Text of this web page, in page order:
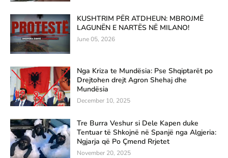
KUSHTRIM PËR ATDHEUN: MBROJMË
LAGUNËN E NARTËS NË MILANO!
June 05, 2026
Nga Kriza te Mundësia: Pse Shqiptarët po
Drejtohen drejt Agron Shehaj dhe
Mundësia
December 10, 2025
Tre Burra Veshur si Dele Kapen duke
Tentuar të Shkojnë në Spanjë nga Algjeria:
Ngjarja që Po Çmend Rrjetet
November 20, 2025